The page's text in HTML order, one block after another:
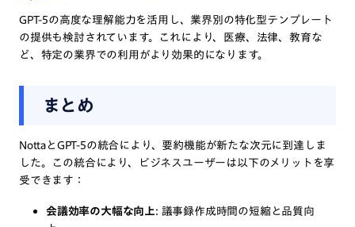
GPT-5の高度な理解能力を活用し、業界別の特化型テンプレート
の提供も検討されています。これにより、医療、法律、教育な
ど、特定の業界での利用がより効果的になります。
まとめ
NottaとGPT-5の統合により、要約機能が新たな次元に到達しま
した。この統合により、ビジネスユーザーは以下のメリットを享
受できます：
会議効率の大幅な向上 : 議事録作成時間の短縮と品質向